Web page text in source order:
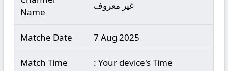
Name
غير معروف
Matche Date 7 Aug 2025
Match Time : Your device's Time